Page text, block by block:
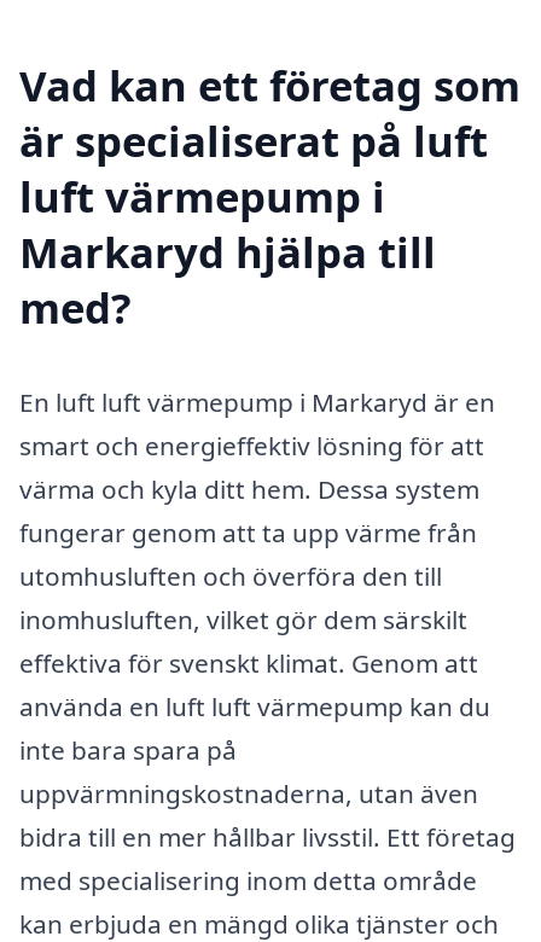
Vad kan ett företag som
är specialiserat på luft
luft värmepump i
Markaryd hjälpa till
med?
En luft luft värmepump i Markaryd är en
smart och energieffektiv lösning för att
värma och kyla ditt hem. Dessa system
fungerar genom att ta upp värme från
utomhusluften och överföra den till
inomhusluften, vilket gör dem särskilt
effektiva för svenskt klimat. Genom att
använda en luft luft värmepump kan du
inte bara spara på
uppvärmningskostnaderna, utan även
bidra till en mer hållbar livsstil. Ett företag
med specialisering inom detta område
kan erbjuda en mängd olika tjänster och